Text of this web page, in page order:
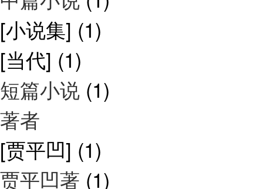
[小说集] (1)
[当代] (1)
短篇小说 (1)
著者
[贾平凹] (1)
贾平凹著 (1)